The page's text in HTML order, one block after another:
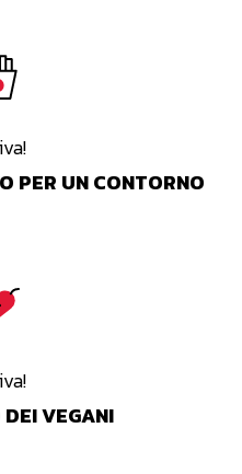
PER UN CONTORNO
VEGANI